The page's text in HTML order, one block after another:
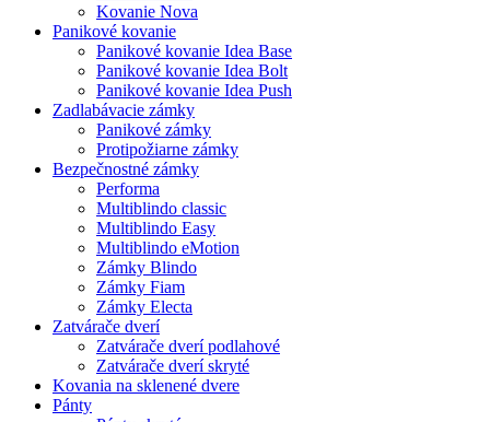
Kovanie Nova
Panikové kovanie
Panikové kovanie Idea Base
Panikové kovanie Idea Bolt
Panikové kovanie Idea Push
Zadlabávacie zámky
Panikové zámky
Protipožiarne zámky
Bezpečnostné zámky
Performa
Multiblindo classic
Multiblindo Easy
Multiblindo eMotion
Zámky Blindo
Zámky Fiam
Zámky Electa
Zatvárače dverí
Zatvárače dverí podlahové
Zatvárače dverí skryté
Kovania na sklenené dvere
Pánty